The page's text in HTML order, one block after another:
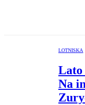
LOTNISKA
Lato
Na